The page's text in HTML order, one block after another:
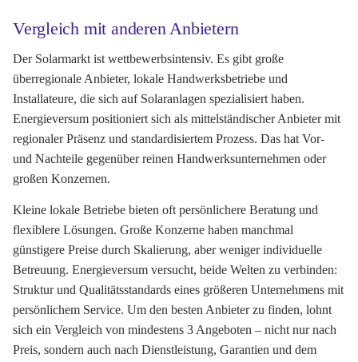
Vergleich mit anderen Anbietern
Der Solarmarkt ist wettbewerbsintensiv. Es gibt große
überregionale Anbieter, lokale Handwerksbetriebe und
Installateure, die sich auf Solaranlagen spezialisiert haben.
Energieversum positioniert sich als mittelständischer Anbieter mit
regionaler Präsenz und standardisiertem Prozess. Das hat Vor-
und Nachteile gegenüber reinen Handwerksunternehmen oder
großen Konzernen.
Kleine lokale Betriebe bieten oft persönlichere Beratung und
flexiblere Lösungen. Große Konzerne haben manchmal
günstigere Preise durch Skalierung, aber weniger individuelle
Betreuung. Energieversum versucht, beide Welten zu verbinden:
Struktur und Qualitätsstandards eines größeren Unternehmens mit
persönlichem Service. Um den besten Anbieter zu finden, lohnt
sich ein Vergleich von mindestens 3 Angeboten – nicht nur nach
Preis, sondern auch nach Dienstleistung, Garantien und dem